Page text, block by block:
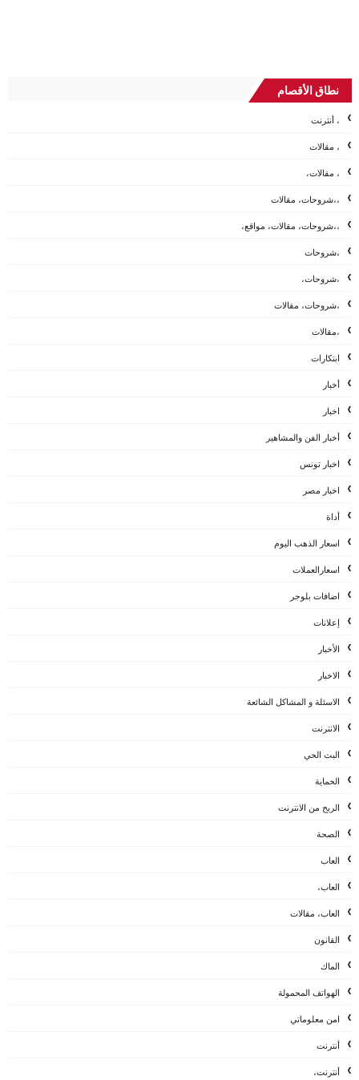
نطاق الأقصام
، أنترنت
، مقالات
، مقالات،
،،شروحات، مقالات
،،شروحات، مقالات، مواقع،
،شروحات
،شروحات،
،شروحات، مقالات
،مقالات
ابتكارات
أخبار
اخبار
أخبار الفن والمشاهير
اخبار تونس
اخبار مصر
أداة
اسعار الذهب اليوم
اسعارالعملات
اضافات بلوجر
إعلانات
الأخبار
الاخبار
الاسئلة و المشاكل الشائعة
الانترنت
البث الحي
الحماية
الربح من الانترنت
الصحة
العاب
العاب،
العاب، مقالات
القانون
الماك
الهواتف المحمولة
امن معلوماتي
أنترنت
أنترنت،